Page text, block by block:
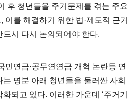
후 청년들을 주거문제를 겪는 주요
이를 해결하기 위한 법·제도적 근거
시 다시 논의되어야 한다.
민연금·공무연연금 개혁 논란등 연
명분 아래 청년들을 둘러싼 사회
되고 있다. 이러한 가운데 ‘주거기